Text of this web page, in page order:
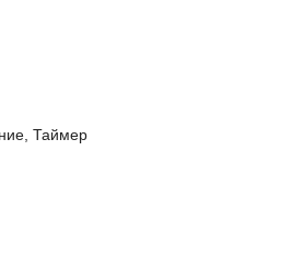
Таймер